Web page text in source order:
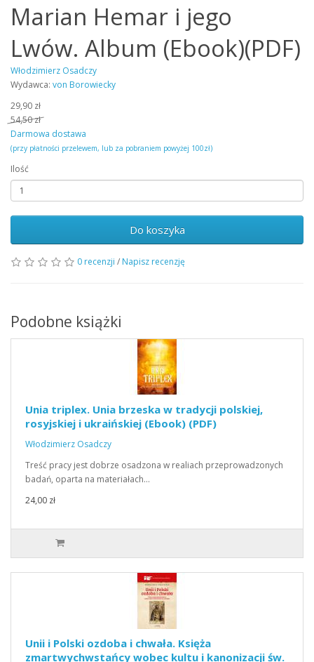
Marian Hemar i jego
Lwów. Album (Ebook)(PDF)
Włodzimierz Osadczy
Wydawca: von Borowiecky
29,90 zł
54,50 zł
Darmowa dostawa
(przy płatności przelewem, lub za pobraniem powyżej 100zł)
Ilość
Do koszyka
0 recenzji / Napisz recenzję
Podobne książki
Unia triplex. Unia brzeska w tradycji polskiej,
rosyjskiej i ukraińskiej (Ebook) (PDF)
Włodzimierz Osadczy
Treść pracy jest dobrze osadzona w realiach przeprowadzonych
badań, oparta na materiałach…
24,00 zł
Unii i Polski ozdoba i chwała. Księża
zmartwychwstańcy wobec kultu i kanonizacji św.